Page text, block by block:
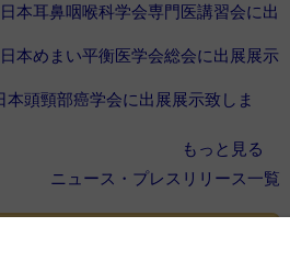
本耳鼻咽喉科学会専門医講習会に出
本めまい平衡医学会総会に出展展示
本頭頸部癌学会に出展展示致しま
もっと見る
ニュース・プレスリリース一覧